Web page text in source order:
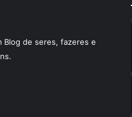
Blog de seres, fazeres e